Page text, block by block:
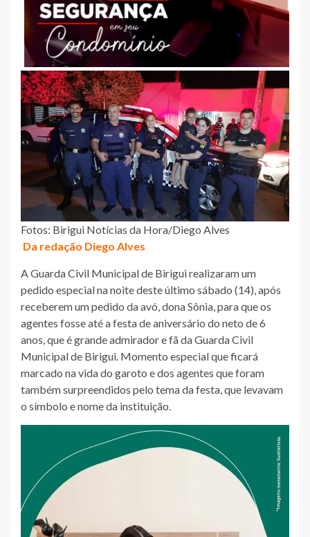
Fotos: Birigui Notícias da Hora/Diego Alves
Da redação Diego Alves
A Guarda Civil Municipal de Birigui realizaram um
pedido especial na noite deste último sábado (14), após
receberem um pedido da avó, dona Sônia, para que os
agentes fosse até a festa de aniversário do neto de 6
anos, que é grande admirador e fã da Guarda Civil
Municipal de Birigui. Momento especial que ficará
marcado na vida do garoto e dos agentes que foram
também surpreendidos pelo tema da festa, que levavam
o símbolo e nome da instituição.